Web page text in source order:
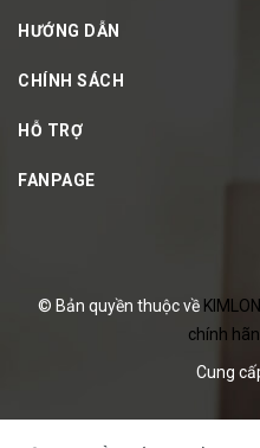
HƯỚNG DẪN
CHÍNH SÁCH
HỖ TRỢ
FANPAGE
© Bản quyền thuộc về
chính
Cung